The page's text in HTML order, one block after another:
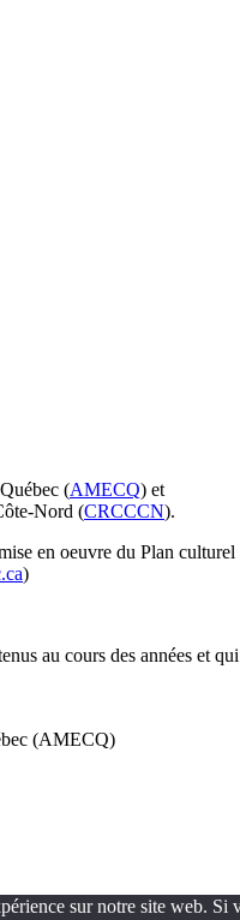
(AMECQ) et
Nord (CRCCCN).
en oeuvre du Plan culturel
)
au cours des années et qui
(AMECQ)
sur notre site web. Si